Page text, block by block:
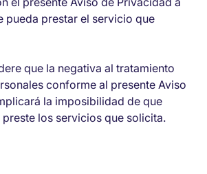
pueda prestar el servicio que
que la negativa al tratamiento
conforme al presente Aviso
la imposibilidad de que
preste los servicios que solicita.